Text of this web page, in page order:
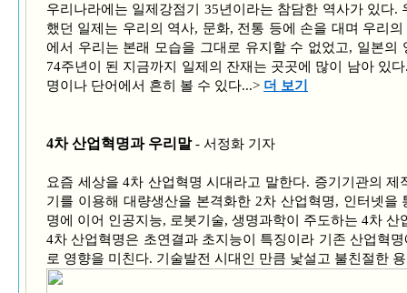
우리나라에는 일제강점기 35년이라는 참담한 역사가 있다.
했던 일제는 우리의 역사, 문화, 전통 등에 손을 대며 우리
에서 우리는 본래 모습을 그대로 유지할 수 없었고, 일본의
74주년이 된 지금까지 일제의 잔재는 곳곳에 많이 남아 있
명이나 단어에서 흔히 볼 수 있다...> 더 보기
4차 산업혁명과 우리말- 서정화 기자
요즘 세상을 4차 산업혁명 시대라고 말한다. 증기기관의
기를 이용해 대량생산을 본격화한 2차 산업혁명, 인터넷을
명에 이어 인공지능, 로봇기술, 생명과학이 주도하는 4차
4차 산업혁명은 초연결과 초지능이 특징이라 기존 산업혁
로 영향을 미친다. 기술발전 시대인 만큼 낯설고 불친절한